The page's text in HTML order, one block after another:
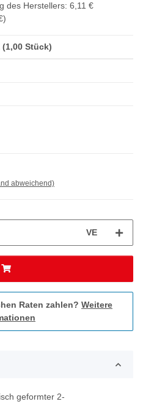
des Herstellers: 6,11 €
)
Stück)
abweichend)
VE
Raten zahlen? Weitere
geformter 2-